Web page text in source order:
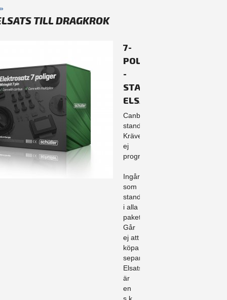
TILL DRAGKROK
7-
POLIG
-
STANDARD
ELSATS
Canbusanpassad
standard.
Kräver
ej
programmering.
Ingår
som
standard
i alla
paket.
Går
ej att
köpa
separat.
Elsatsen
är
en